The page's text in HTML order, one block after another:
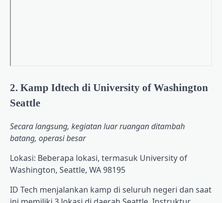
2. Kamp Idtech di University of Washington
Seattle
Secara langsung, kegiatan luar ruangan ditambah
batang, operasi besar
Lokasi: Beberapa lokasi, termasuk University of
Washington, Seattle, WA 98195
ID Tech menjalankan kamp di seluruh negeri dan saat